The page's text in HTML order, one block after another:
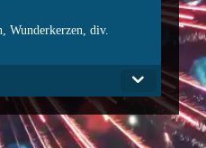
Wunderkerzen, div.